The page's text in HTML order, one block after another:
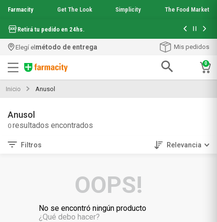
Farmacity Get The Look Simplicity The Food Market
Retirá tu pedido en 24hs. Hasta 6
Elegí elmétodo de entrega Mis pedidos
0
Inicio Anusol
Anusol
0
Filtros Relevancia
OOPS!
No se encontró ningún producto
¿Qué debo hacer?
3 .mineral 89
5.anti acne